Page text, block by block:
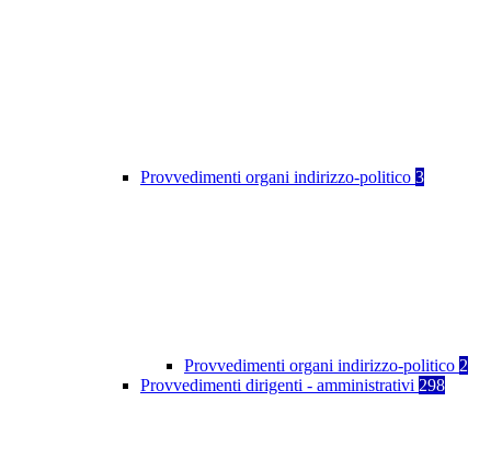
Provvedimenti organi indirizzo-politico 3
Provvedimenti organi indirizzo-politico 2
Provvedimenti dirigenti - amministrativi 298